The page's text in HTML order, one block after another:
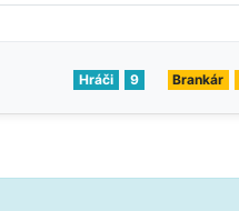
Hráči 9 Brankár